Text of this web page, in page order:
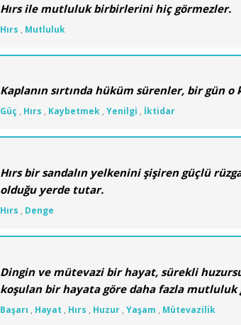
Hırs ile mutluluk birbirlerini hiç görmezler.
Hırs , Mutluluk
Kaplanın sırtında hüküm sürenler, bir gün
Güç , Hırs , Kaybetmek, Yenilgi , İktidar
Hırs bir sandalın yelkenini şişiren güçlü
olduğu yerde tutar.
Hırs , Denge
Dingin ve mütevazi bir hayat, sürekli
koşulan bir hayata göre daha fazla
Başarı , Hayat , Hırs , Huzur, Yaşam , Mütevazilik